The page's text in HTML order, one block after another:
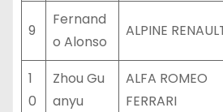
9
Fernand
o Alonso
ALPINE
1
0
Zhou Gu
anyu
ALFA ROMEO
FERRARI